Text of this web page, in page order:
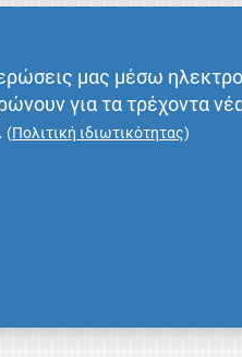
μας μέσω
για τα τρέχοντα
(Πολιτική ιδιωτικότητας)